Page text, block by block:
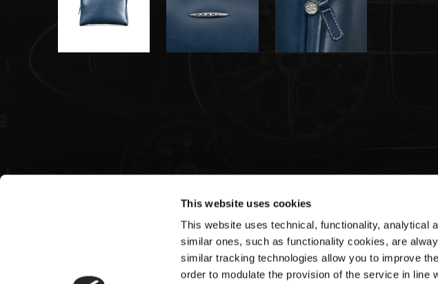
This website uses cookies
This website uses technical, functionality, analytical
similar ones, such as functionality cookies, are
similar tracking technologies allow you to improve
order to modulate the provision of the service in line
41018 San Cesario sul Panaro (MO)